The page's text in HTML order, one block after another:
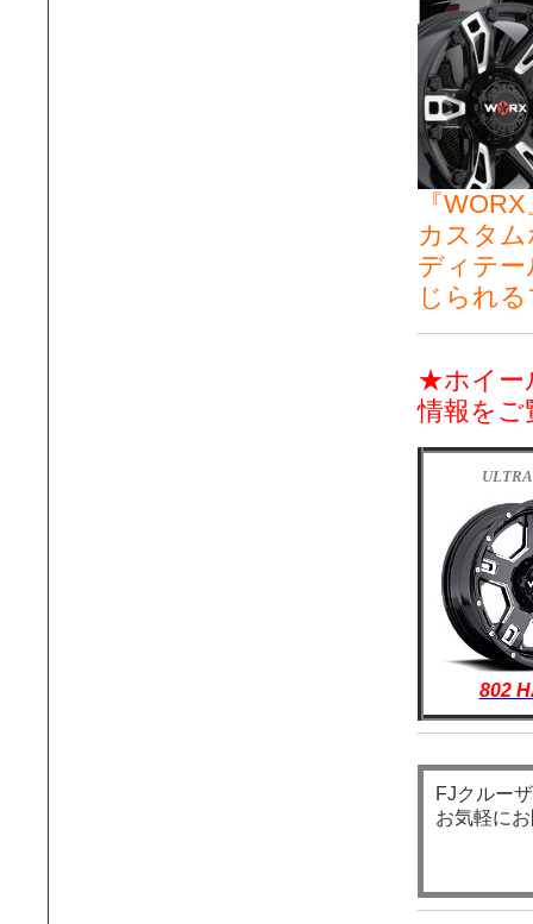
『
カスタ
ディテ
じられ
★ホイー
情報をご
802
FJクルー
お気軽に